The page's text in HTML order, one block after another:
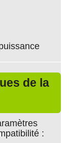
de la
: